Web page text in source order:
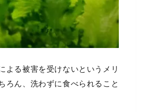
よる被害を受けないというメリ
ろん、洗わずに食べられること